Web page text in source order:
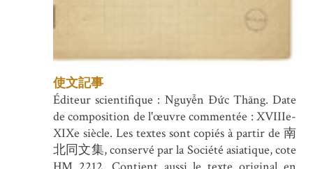
使文記事
Éditeur scientifique : Nguyễn Đức Thăng. Date
de composition de l'œuvre commentée : XVIIIe-
XIXe siècle. Les textes sont copiés à partir de 南
北同文集, conservé par la Société asiatique, cote